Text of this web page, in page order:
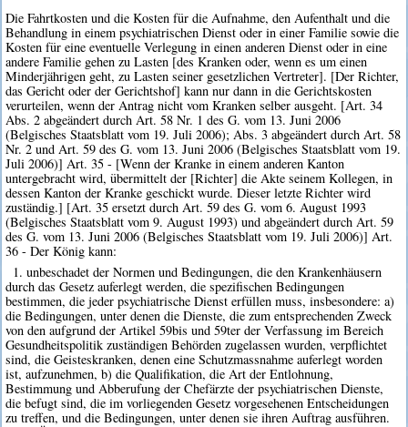
Die Fahrtkosten und die Kosten für die Aufnahme, den Aufenthalt und die
Behandlung in einem psychiatrischen Dienst oder in einer Familie sowie die
Kosten für eine eventuelle Verlegung in einen anderen Dienst oder in eine
andere Familie gehen zu Lasten [des Kranken oder, wenn es um einen
Minderjährigen geht, zu Lasten seiner gesetzlichen Vertreter]. [Der Richter,
das Gericht oder der Gerichtshof] kann nur dann in die Gerichtskosten
verurteilen, wenn der Antrag nicht vom Kranken selber ausgeht. [Art. 34
Abs. 2 abgeändert durch Art. 58 Nr. 1 des G. vom 13. Juni 2006
(Belgisches Staatsblatt vom 19. Juli 2006); Abs. 3 abgeändert durch Art. 58
Nr. 2 und Art. 59 des G. vom 13. Juni 2006 (Belgisches Staatsblatt vom 19.
Juli 2006)] Art. 35 - [Wenn der Kranke in einem anderen Kanton
untergebracht wird, übermittelt der [Richter] die Akte seinem Kollegen, in
dessen Kanton der Kranke geschickt wurde. Dieser letzte Richter wird
zuständig.] [Art. 35 ersetzt durch Art. 59 des G. vom 6. August 1993
(Belgisches Staatsblatt vom 9. August 1993) und abgeändert durch Art. 59
des G. vom 13. Juni 2006 (Belgisches Staatsblatt vom 19. Juli 2006)] Art.
36 - Der König kann:
1. unbeschadet der Normen und Bedingungen, die den Krankenhäusern
durch das Gesetz auferlegt werden, die spezifischen Bedingungen
bestimmen, die jeder psychiatrische Dienst erfüllen muss, insbesondere: a)
die Bedingungen, unter denen die Dienste, die zum entsprechenden Zweck
von den aufgrund der Artikel 59bis und 59ter der Verfassung im Bereich
Gesundheitspolitik zuständigen Behörden zugelassen wurden, verpflichtet
sind, die Geisteskranken, denen eine Schutzmassnahme auferlegt worden
ist, aufzunehmen, b) die Qualifikation, die Art der Entlohnung,
Bestimmung und Abberufung der Chefärzte der psychiatrischen Dienste,
die befugt sind, die im vorliegenden Gesetz vorgesehenen Entscheidungen
zu treffen, und die Bedingungen, unter denen sie ihren Auftrag ausführen.